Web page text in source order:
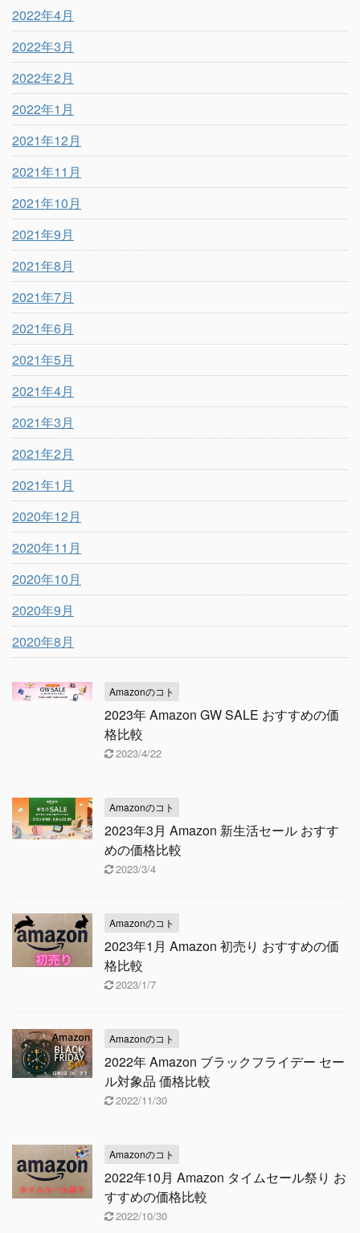
2022年4月
2022年3月
2022年2月
2022年1月
2021年12月
2021年11月
2021年10月
2021年9月
2021年8月
2021年7月
2021年6月
2021年5月
2021年4月
2021年3月
2021年2月
2021年1月
2020年12月
2020年11月
2020年10月
2020年9月
2020年8月
Amazonのコト
2023年 Amazon GW SALE おすすめの価
格比較
2023/4/22
Amazonのコト
2023年3月 Amazon 新生活セール おすす
めの価格比較
2023/3/4
Amazonのコト
2023年1月 Amazon 初売り おすすめの価
格比較
2023/1/7
Amazonのコト
2022年 Amazon ブラックフライデー セー
ル対象品 価格比較
2022/11/30
Amazonのコト
2022年10月 Amazon タイムセール祭り お
すすめの価格比較
2022/10/30